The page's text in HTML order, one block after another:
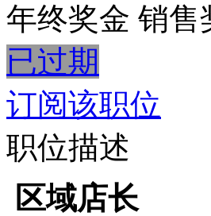
年终奖金 销售
已过期
订阅该职位
职位描述
区域店长